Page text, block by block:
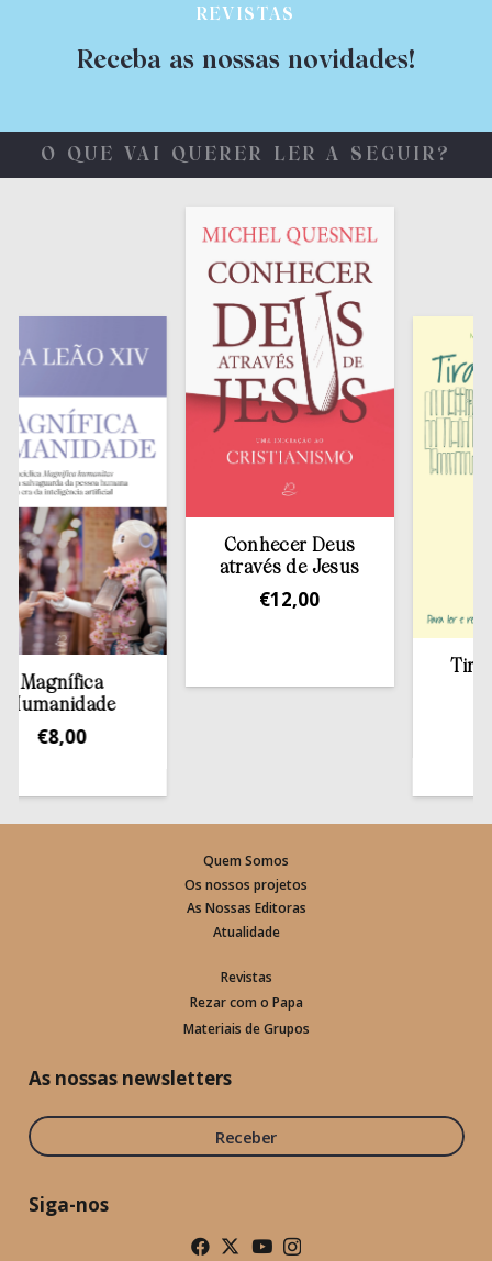
REVISTAS
Receba as nossas novidades!
O QUE VAI QUERER LER A SEGUIR?
Magnífica
8,00
Conhecer Deus
através de Jesus
12,00
Tirar
Quem Somos
Os nossos projetos
As Nossas Editoras
Atualidade
Revistas
Rezar com o Papa
Materiais de Grupos
As nossas newsletters
Receber
Siga-nos